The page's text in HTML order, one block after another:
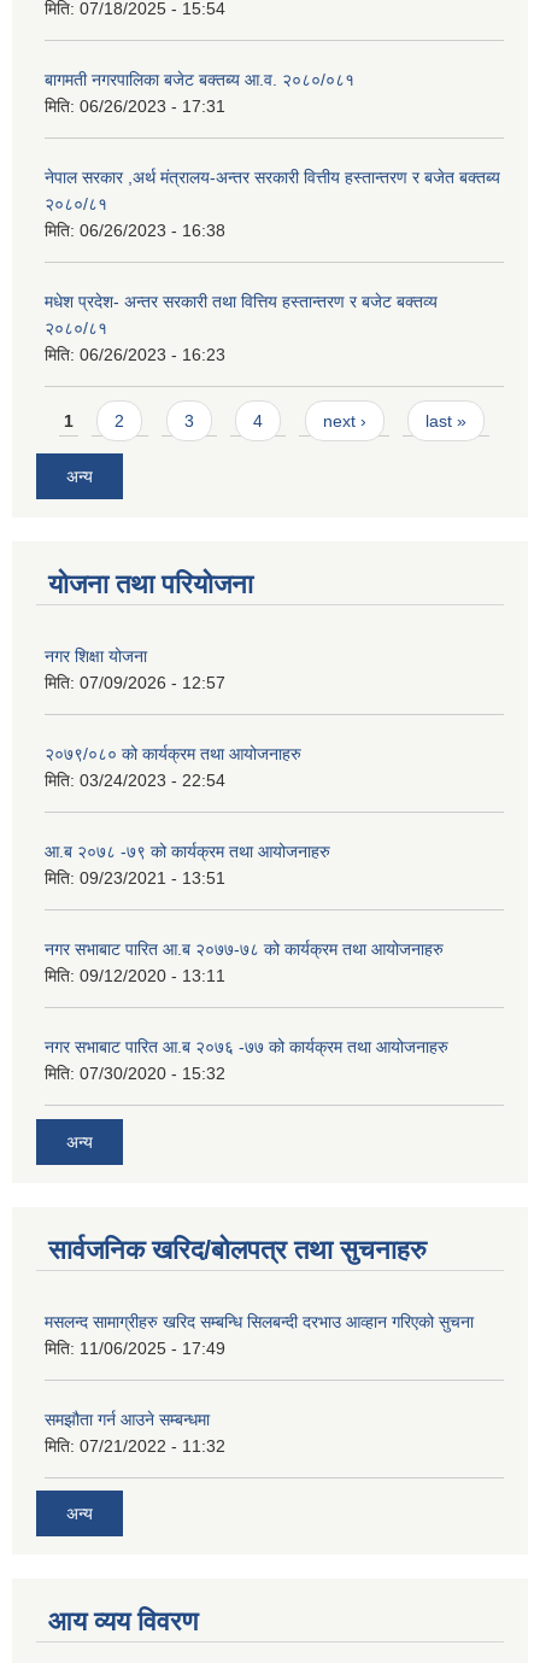
मिति: 07/18/2025 - 15:54
बागमती नगरपालिका बजेट बक्तब्य आ.व. २०८०/०८१
मिति: 06/26/2023 - 17:31
नेपाल सरकार ,अर्थ मंत्रालय-अन्तर सरकारी वित्तीय हस्तान्तरण र बजेत बक्तब्य
२०८०/८१
मिति: 06/26/2023 - 16:38
मधेश प्रदेश- अन्तर सरकारी तथा वित्तिय हस्तान्तरण र बजेट बक्तव्य
२०८०/८१
मिति: 06/26/2023 - 16:23
Pages
1 2 3 4 next › last »
अन्य
योजना तथा परियोजना
नगर शिक्षा योजना
मिति: 07/09/2026 - 12:57
२०७९/०८० को कार्यक्रम तथा आयोजनाहरु
मिति: 03/24/2023 - 22:54
आ.ब २०७८ -७९ को कार्यक्रम तथा आयोजनाहरु
मिति: 09/23/2021 - 13:51
नगर सभाबाट पारित आ.ब २०७७-७८ को कार्यक्रम तथा आयोजनाहरु
मिति: 09/12/2020 - 13:11
नगर सभाबाट पारित आ.ब २०७६ -७७ को कार्यक्रम तथा आयोजनाहरु
मिति: 07/30/2020 - 15:32
अन्य
सार्वजनिक खरिद/बोलपत्र तथा सुचनाहरु
मसलन्द सामाग्रीहरु खरिद सम्बन्धि सिलबन्दी दरभाउ आव्हान गरिएको सुचना
मिति: 11/06/2025 - 17:49
समझौता गर्न आउने सम्बन्धमा
मिति: 07/21/2022 - 11:32
अन्य
आय व्यय विवरण